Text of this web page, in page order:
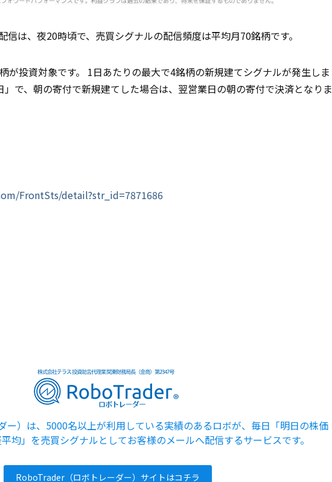
信は、夜20時頃で、売買シグナルの配信頻度は平均月70銘柄です。
が投資対象です。 1日あたりの最大で4銘柄の新規建てシグナルが発生しま
」で、朝の寄付で新規建てした場合は、翌営業日の朝の寄付で決済となりま
FrontSts/detail?str_id=7871686
ー）は、5000名以上が利用している実績のあるロボが、毎日「明日の株価
均」を売買シグナルとしてお客様のメールへ配信するサービスです。
RoboTrader（ロボトレーダー）サイトはコチラ